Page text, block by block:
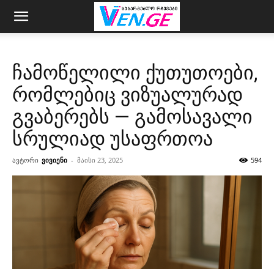
ჩამოწელილი ქუთუთოები,
რომლებიც ვიზუალურად
გვაბერებს — გამოსავალი
სრულიად უსაფრთოა
ავტორი ვივიენი - მაისი 23, 2025 594